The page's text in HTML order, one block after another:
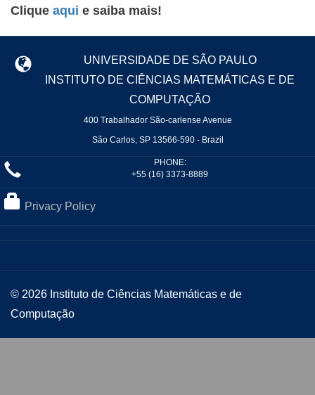
Clique aqui e saiba mais!
UNIVERSIDADE DE SÃO PAULO
INSTITUTO DE CIÊNCIAS MATEMÁTICAS E DE
COMPUTAÇÃO
400 Trabalhador São-carlense Avenue
São Carlos, SP 13566-590 - Brazil
PHONE:
+55 (16) 3373-8889
Privacy Policy
© 2026 Instituto de Ciências Matemáticas e de
Computação